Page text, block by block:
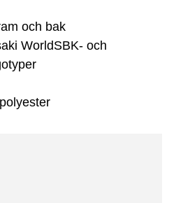
och bak
WorldSBK- och